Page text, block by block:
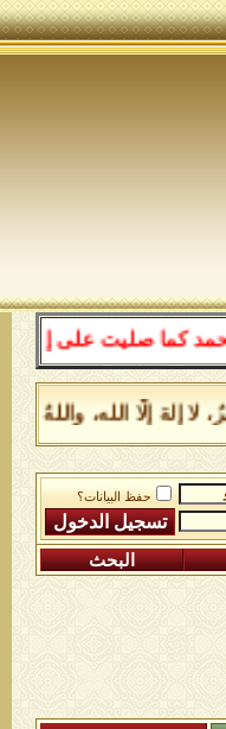
صليت على إبراهيم
لا إلهَ إلَّا الله،
حفظ البيانات؟
البحث